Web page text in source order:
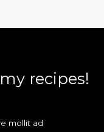
recipes!
mollit ad